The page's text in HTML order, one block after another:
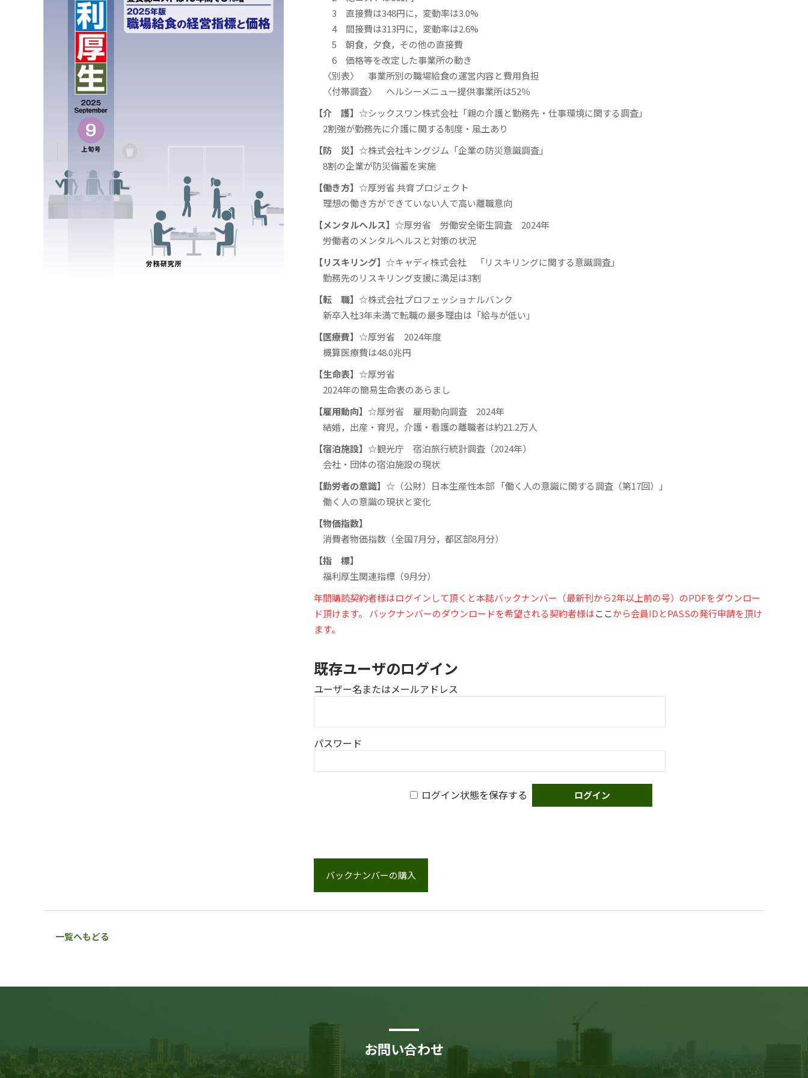
3 直接費は348円に，変動率は3.0%
4 間接費は313円に，変動率は2.6%
5 朝食，夕食，その他の直接費
6 価格等を改定した事業所の動き
〈別表〉 事業所別の職場給食の運営内容と費用負担
〈付帯調査〉 ヘルシーメニュー提供事業所は52％
【介 護】 ☆シックスワン株式会社「親の介護と勤務先・仕事環境に関する調査」
2割強が勤務先に介護に関する制度・風土あり
【防 災】 ☆株式会社キングジム「企業の防災意識調査」
8割の企業が防災備蓄を実施
【働き方】 ☆厚労省 共育プロジェクト
理想の働き方ができていない人で高い離職意向
【メンタルヘルス】 ☆厚労省 労働安全衛生調査 2024年
労働者のメンタルヘルスと対策の状況
【リスキリング】 ☆キャディ株式会社 「リスキリングに関する意識調査」
勤務先のリスキリング支援に満足は3割
【転 職】 ☆株式会社プロフェッショナルバンク
新卒入社3年未満で転職の最多理由は「給与が低い」
【医療費】 ☆厚労省 2024年度
概算医療費は48.0兆円
【生命表】 ☆厚労省
2024年の簡易生命表のあらまし
【雇用動向】 ☆厚労省 雇用動向調査 2024年
結婚，出産・育児，介護・看護の離職者は約21.2万人
【宿泊施設】 ☆観光庁 宿泊旅行統計調査（2024年）
会社・団体の宿泊施設の現状
【勤労者の意識】 ☆（公財）日本生産性本部 「働く人の意識に関する調査（第17回）」
働く人の意識の現状と変化
【物価指数】
消費者物価指数（全国7月分，都区部8月分）
【指 標】
福利厚生関連指標（9月分）
年間購読契約者様はログインして頂くと本誌バックナンバー（最新刊から2年以上前の号）のPDFをダウンロー
ド頂けます。 バックナンバーのダウンロードを希望される契約者様はここから会員IDとPASSの発行申請を頂け
ます。
既存ユーザのログイン
ユーザー名またはメールアドレス
パスワード
ログイン状態を保存する
バックナンバーの購入
一覧へもどる
お問い合わせ